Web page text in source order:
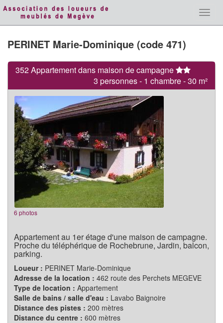
PERINET Marie-Dominique (code 471)
352 Appartement dans maison de campagne
3 personnes - 1 chambre - 30 m²
6 photos
Appartement au 1er étage d'une maison de campagne.
Proche du téléphérique de Rochebrune, Jardin, balcon,
parking.
Loueur : PERINET Marie-Dominique
Adresse de la location : 462 route des Perchets MEGEVE
Type de location : Appartement
Salle de bains / salle d'eau : Lavabo Baignoire
Distance des pistes : 200 mètres
Distance du centre : 600 mètres